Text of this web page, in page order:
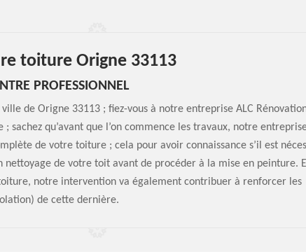
toiture Origne 33113
PROFESSIONNEL
de Origne 33113 ; fiez-vous à notre entreprise ALC
sachez qu’avant que l’on commence les travaux, notre
de votre toiture ; cela pour avoir connaissance s’il est
de votre toit avant de procéder à la mise en peinture.
notre intervention va également contribuer à renforcer les
de cette dernière.